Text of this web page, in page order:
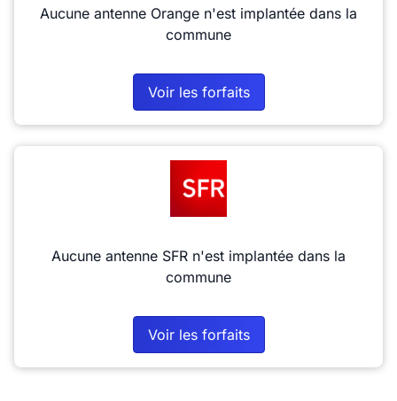
Aucune antenne Orange n'est implantée dans la
commune
Voir les forfaits
Aucune antenne SFR n'est implantée dans la
commune
Voir les forfaits